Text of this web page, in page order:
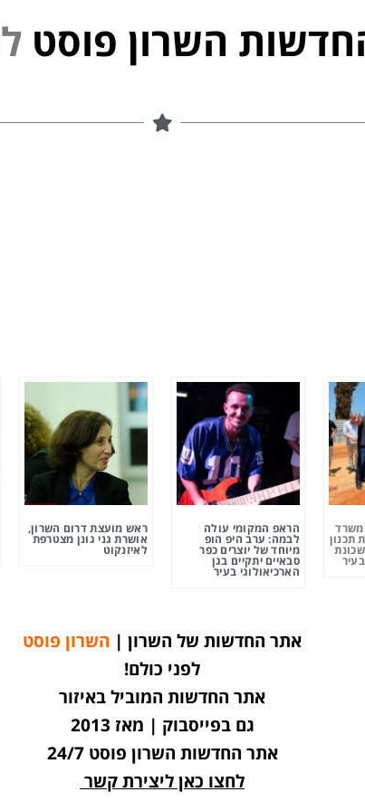
השרון פוסט ל
תכנון
הראפ המקומי עולה
לבמה: ערב היפ הופ
מיוחד של יוצרים כפר
סבאיים יתקיים בגן
הארכיאולוגי בעיר
ראש מועצת דרום השרון,
אושרת גני גונן מצטרפת
לאיזנקוט
אתר החדשות של השרון | השרון פוסט
לפני כולם!
אתר החדשות המוביל באיזור
גם בפייסבוק | מאז 2013
אתר החדשות השרון פוסט 24/7
לחצו כאן ליצירת קשר